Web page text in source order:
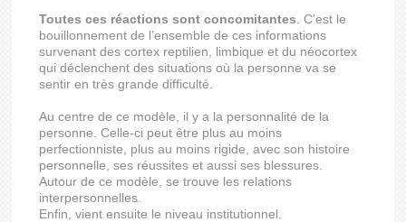
Toutes ces réactions sont concomitantes . C’est le
bouillonnement de l’ensemble de ces informations
survenant des cortex reptilien, limbique et du néocortex
qui déclenchent des situations où la personne va se
sentir en très grande difficulté.
Au centre de ce modèle, il y a la personnalité de la
personne. Celle-ci peut être plus au moins
perfectionniste, plus au moins rigide, avec son histoire
personnelle, ses réussites et aussi ses blessures.
Autour de ce modèle, se trouve les relations
interpersonnelles.
Enfin, vient ensuite le niveau institutionnel.